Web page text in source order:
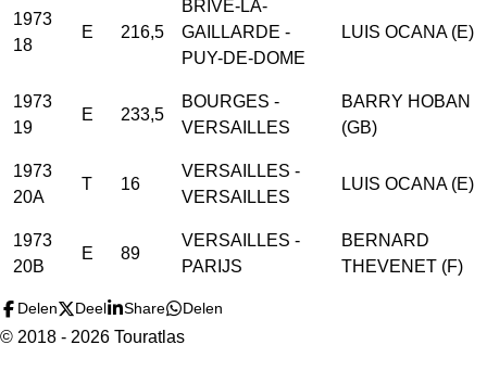
1973
18
E 216,5
BRIVE-LA-
GAILLARDE -
PUY-DE-DOME
LUIS OCANA (E)
1973
19
E 233,5
BOURGES -
VERSAILLES
BARRY HOBAN
(GB)
1973
20A
T 16
VERSAILLES -
VERSAILLES
LUIS OCANA (E)
1973
20B
E 89
VERSAILLES -
PARIJS
BERNARD
THEVENET (F)
Delen Deel Share Delen
© 2018 - 2026 Touratlas